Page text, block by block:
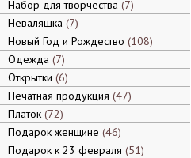
Набор для творчества 7
Неваляшка 7
Новый Год и Рождество 108
Одежда 7
Открытки 6
Печатная продукция 47
Платок 72
Подарок женщине 46
Подарок к 23 февраля 51